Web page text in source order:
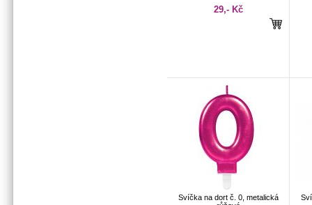
29,- Kč
Svíčka na dort č. 0, metalická